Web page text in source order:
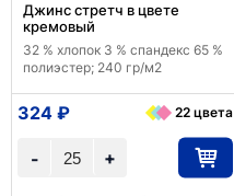
Джинс стретч в цвете
кремовый
32 % хлопок 3 % спандекс 65 %
полиэстер; 240 гр/м2
+
-
324 ₽ 22 цвета